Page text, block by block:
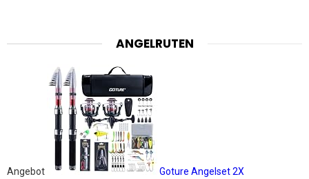
ANGELRUTEN
Angebot
Goture Angelset 2X